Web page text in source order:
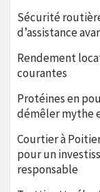
Sécurité
d’assistance
Rendement
courantes
Protéines en
démêler mythe
Courtier à
pour un
responsable